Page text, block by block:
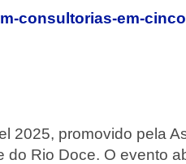
consultorias-em-
2025, promovido pela
Rio Doce. O evento